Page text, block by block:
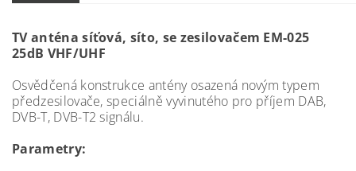
TV anténa síťová, síto, se zesilovačem EM-025
25dB VHF/UHF
Osvědčená konstrukce antény osazená novým typem
předzesilovače, speciálně vyvinutého pro příjem DAB,
DVB-T, DVB-T2 signálu.
Parametry: